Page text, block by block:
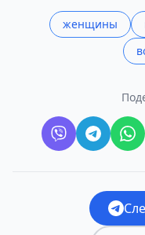
женщины